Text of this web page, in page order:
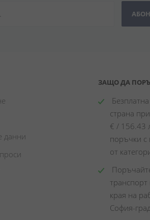
данни
ЗАЩО ДА
страна
€ / 156.43
поръчки с
от
края на
София-